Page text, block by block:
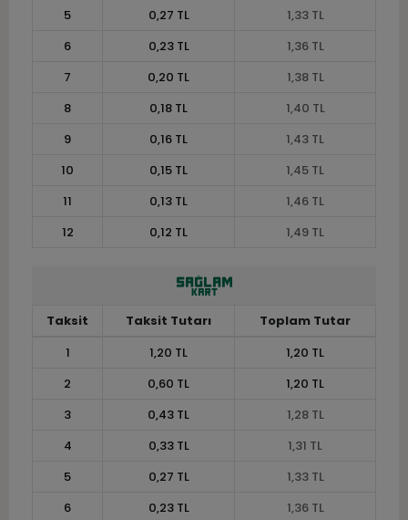
5
0,27 TL
1,33 TL
6
0,23 TL
1,36 TL
7
0,20 TL
1,38 TL
8
0,18 TL
1,40 TL
9
0,16 TL
1,43 TL
10
0,15 TL
1,45 TL
11
0,13 TL
1,46 TL
12
0,12 TL 1,49 TL
Taksit Taksit Tutarı
Toplam Tutar
1
1,20 TL
1,20 TL
2
0,60 TL
1,20 TL
3
0,43 TL
1,28 TL
4
0,33 TL
1,31 TL
5
0,27 TL
1,33 TL
6
0,23 TL
1,36 TL